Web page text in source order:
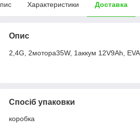
Характеристики Доставка
Опис
2,4G, 2мотора35W, 1аккум 12V9Ah,
Спосіб упаковки
коробка